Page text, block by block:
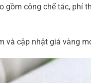
gồm công chế tác, phí
và cập nhật giá vàng